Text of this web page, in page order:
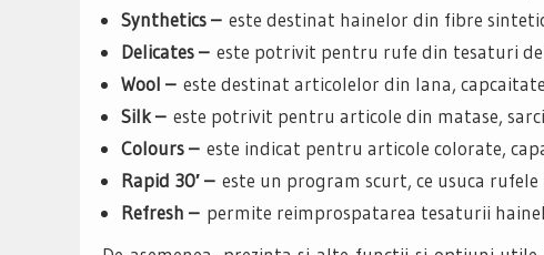
Synthetics – este destinat hainelor din fibre
Delicates – este potrivit pentru rufe din tesaturi
Wool – este destinat articolelor din lana,
Silk – este potrivit pentru articole din matase,
Colours – este indicat pentru articole colorate,
Rapid 30′ – este un program scurt, ce usuca
Refresh – permite reimprospatarea tesaturii